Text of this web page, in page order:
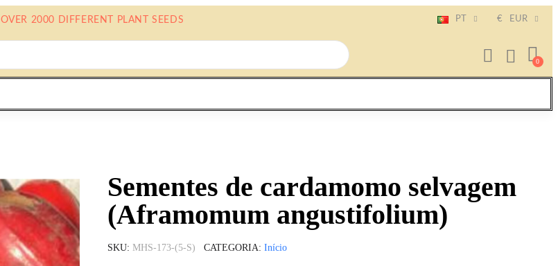
OVER 2000 DIFFERENT PLANT SEEDS PT € EUR
Sementes de cardamomo selvagem
(Aframomum angustifolium)
SKU MHS-173-(5-S) CATEGORIA Início